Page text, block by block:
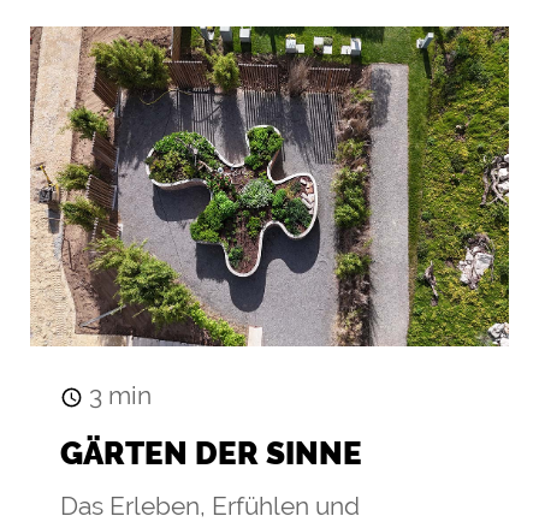
3 min
GÄRTEN DER SINNE
Das Erleben, Erfühlen und